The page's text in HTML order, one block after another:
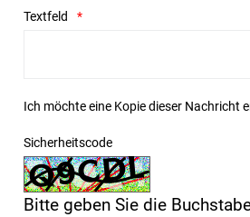
Textfeld
Ich möchte eine Kopie dieser Nachricht
Sicherheitscode
Bitte geben Sie die